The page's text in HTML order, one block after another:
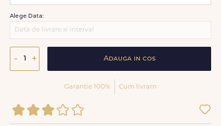
Alege Data:
- + Adauga in cos
Garantie 100% Cum livram